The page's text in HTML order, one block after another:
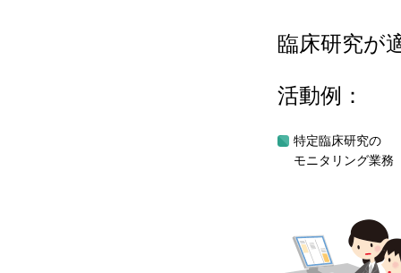
臨床研究が
活動例：
特定臨床研究の
モニタリング業務